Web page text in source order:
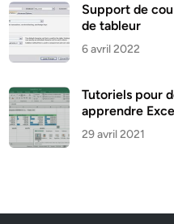
Support de
de tableur
6 avril 2022
Tutoriels pour
apprendre
29 avril 2021